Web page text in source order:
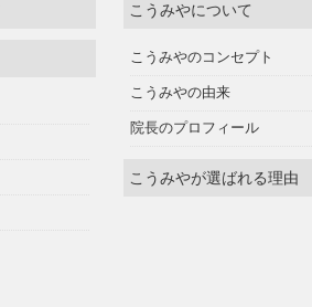
こうみやについて
こうみやのコンセプト
こうみやの由来
院長のプロフィール
こうみやが選ばれる理由